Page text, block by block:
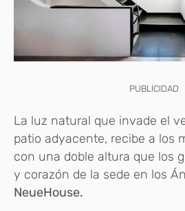
PUBLICIDAD
La luz natural que invade el
patio adyacente, recibe a los
con una doble altura que los
y corazón de la sede en los
NeueHouse.